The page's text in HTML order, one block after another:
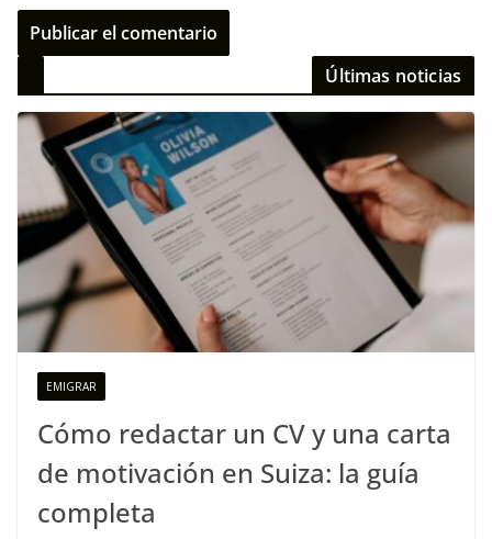
Últimas noticias
EMIGRAR
Cómo redactar un CV y una carta
de motivación en Suiza: la guía
completa